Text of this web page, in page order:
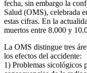
fecha, sin embargo la
Salud (OMS), celebrada
estas cifras. En la
muertos entre 8.000 y
La OMS distingue tres
los efectos del accidente:
1) Problemas sicológicos